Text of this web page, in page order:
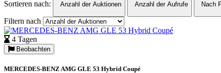
Sortieren nach: Anzahl der Auktionen Anzahl der Aufrufe Nach
Filtern nach
4 Tagen
Beobachten
MERCEDES-BENZ AMG GLE 53 Hybrid Coupé